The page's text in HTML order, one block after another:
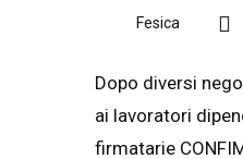
Fesica
Dopo diversi
ai lavoratori
firmatarie